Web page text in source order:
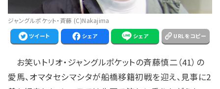
ジャングルポケット・斉藤 (C)Nakajima
ツイート シェア シェア URLをコピー
お笑いトリオ・ジャングルポケットの斉藤慎二（41）の
愛馬、オマタセシマシタが船橋移籍初戦を迎え、見事に2